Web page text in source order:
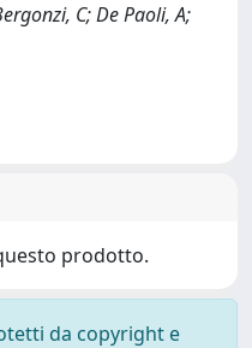
C; De Paoli, A;
prodotto.
da copyright e